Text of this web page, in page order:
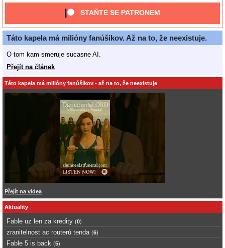
STAŇTE SE PATRONEM
Táto kapela má milióny fanúšikov. Až na to, že neexistuje.
O tom kam smeruje sucasne AI.
Přejít na článek
Táto kapela má milióny fanúšikov - až na to, že neexistuje
Přejít na videa
Aktuality
Fable uz len za kredity (0)
zranitelnost ac routerů tenda (6)
Fable 5 is back (5)